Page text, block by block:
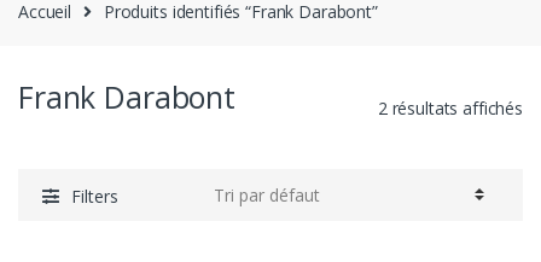
Accueil Produits identifiés “Frank Darabont”
Frank Darabont 2 résultats affichés
Filters